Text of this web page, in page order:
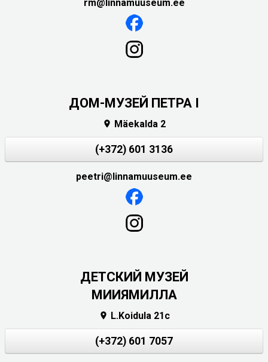
rm@linnamuuseum.ee
ДОМ-МУЗЕЙ ПЕТРА I
 Mäekalda 2
(+372) 601 3136
peetri@linnamuuseum.ee
ДЕТСКИЙ МУЗЕЙ
МИИЯМИЛЛА
 L.Koidula 21c
(+372) 601 7057